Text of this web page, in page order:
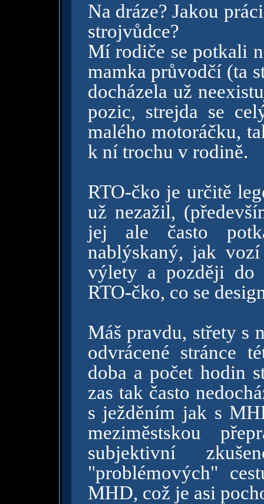
Na dráze? Jakou
strojvůdce?
Mí rodiče se potkali
mamka průvodčí (ta
docházela už
pozic, strejda se
malého motoráčku,
k ní trochu v rodině.
RTO-čko je určitě
už nezažil,
jej ale často
nablýskaný, jak
výlety a později do
RTO-čko, co se
Máš pravdu, střety s
odvrácené stránce
doba a počet hodin
zas tak často
s ježděním jak s
meziměstskou
subjektivní
"problémových"
MHD, což je asi